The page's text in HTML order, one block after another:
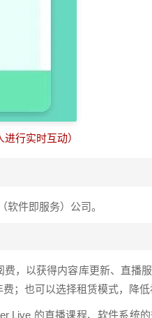
行实时互动）
件即服务）公司。
，以获得内容库更新、直播
；也可以选择租赁模式，降低
Live 的直播课程、软件系统